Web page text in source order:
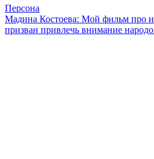
Персона
Мадина Костоева: Мой фильм про
призван привлечь внимание